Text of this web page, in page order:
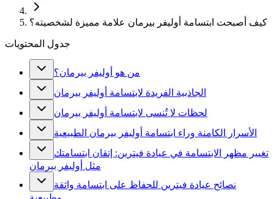
كيف أصبحت ابتسامة أوليفر بيرمان علامة مميزة لشخصيته؟
جدول المحتويات
من هو أوليفر بيرمان؟
الجاذبية الفريدة لابتسامة أوليفر بيرمان
لحظات لا تُنسى لابتسامة أوليفر بيرمان
الأسرار الكامنة وراء ابتسامة أوليفر بيرمان الطبيعية
تغيير مظهر الابتسامة في عيادة فيترين: إتقان ابتسامتك
مثل أوليفر بيرمان
نصائح عيادة فيترين للحفاظ على ابتسامة واثقة